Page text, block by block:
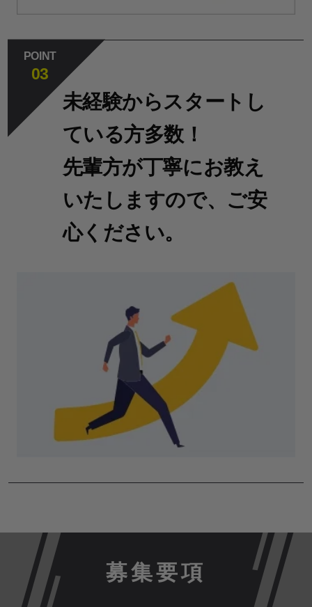
POINT
03
未経験からスタートし
ている方多数！
先輩方が丁寧にお教え
いたしますので、ご安
心ください。
募集要項